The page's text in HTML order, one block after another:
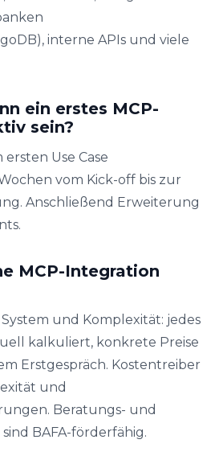
interne APIs und viele
ein erstes MCP-
sein?
Use Case
vom Kick-off bis zur
Anschließend Erweiterung
MCP-Integration
und Komplexität: jedes
kalkuliert, konkrete Preise
Erstgespräch. Kostentreiber
und
Beratungs- und
BAFA-förderfähig.